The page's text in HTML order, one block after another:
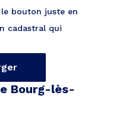
bouton juste en
cadastral qui
Bourg-lès-